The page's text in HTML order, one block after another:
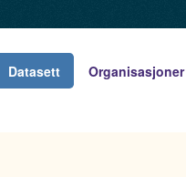
Datasett Organisasjoner